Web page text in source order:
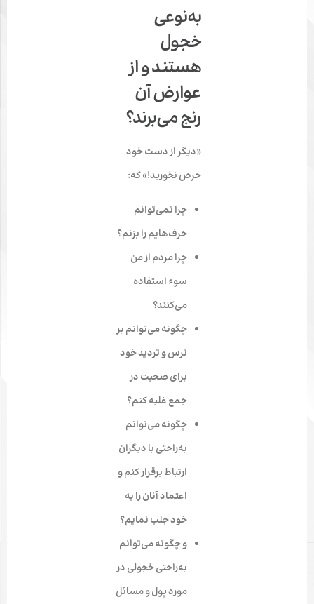
به‌نوعی
خجول
هستند و از
عوارض آن
رنج می‌برند؟
«دیگر از دست خود
حرص نخورید!» که:
چرا نمی‌توانم
حرف‌هایم را بزنم؟
چرا مردم از من
سوء استفاده
می‌کنند؟
چگونه می‌توانم بر
ترس و تردید خود
برای صحبت در
جمع غلبه کنم؟
چگونه می‌توانم
به‌راحتی با دیگران
ارتباط برقرار کنم و
اعتماد آنان را به
خود جلب نمایم؟
و چگونه می‌توانم
به‌راحتی خجولی در
مورد پول و مسائل